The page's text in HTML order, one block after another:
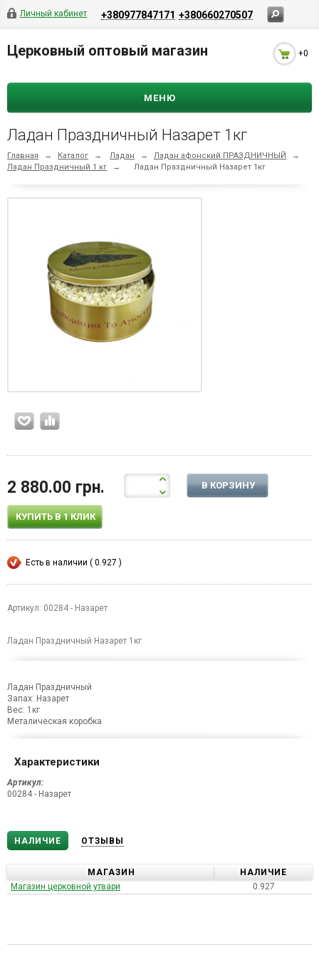
Личный кабинет +380977847171 +380660270507
Церковный оптовый магазин +0
МЕНЮ
Ладан Праздничный Назарет 1кг
Главная → Каталог → Ладан → Ладан афонский ПРАЗДНИЧНЫЙ
→
Ладан Праздничный 1 кг
→ Ладан Праздничный Назарет 1кг
2 880.00 грн. В КОРЗИНУ
КУПИТЬ В 1 КЛИК
Есть в наличии ( 0.927 )
Артикул: 00284 - Назарет
Ладан Праздничный Назарет 1кг
Ладан Праздничный
Запах: Назарет
Вес: 1кг
Металическая коробка
Характеристики
Артикул:
00284 - Назарет
НАЛИЧИЕ ОТЗЫВЫ
МАГАЗИН
НАЛИЧИЕ
Магазин церковной утвари
0.927